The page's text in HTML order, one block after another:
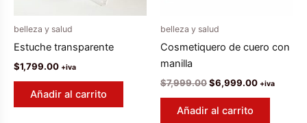
belleza y salud
Estuche transparente
$1,799.00 +iva
Añadir al carrito
belleza y salud
Cosmetiquero de cuero con
manilla
$7,999.00El
original
era:
$6,999.00El+iva
Añadir al carrito